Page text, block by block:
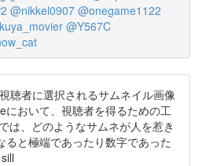
@nikkel0907 @onegame1122
@Y567C
聴者に選択されるサムネイル画像
において、視聴者を得るための工
は、どのようなサムネが人を惹き
と極端であったり数字であった